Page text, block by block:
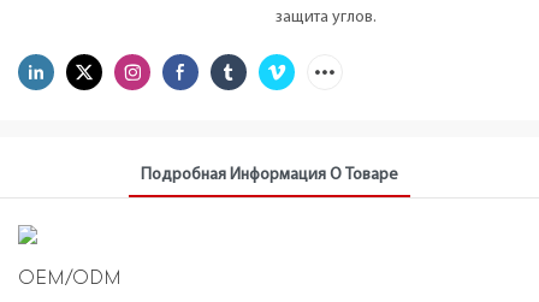
защита углов.
Подробная Информация О Товаре
OEM/ODM